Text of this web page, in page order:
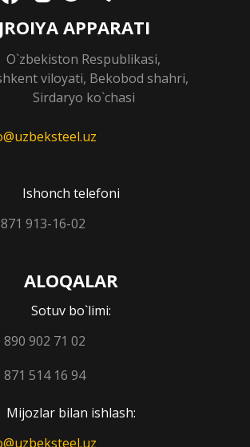
APPARATI
O`zbekiston Respublikasi,
viloyati, Bekobod shahri,
Sirdaryo ko`chasi
Ishonch telefoni
913-16-02
ALOQALAR
Sotuv bo`limi:
890 902 71 02
871 514 16 94
Mijozlar bilan ishlash: